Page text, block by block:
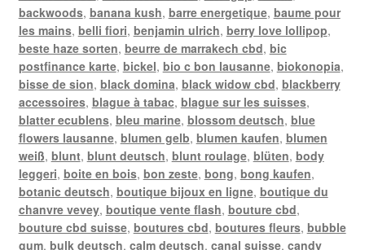
backwoods, banana kush, barre energetique, baume pour
les mains, belli fiori, benjamin ulrich, berry love lollipop,
beste haze sorten, beurre de marrakech cbd, bic
postfinance karte, bickel, bio c bon lausanne, biokonopia,
bisse de sion, black domina, black widow cbd, blackberry
accessoires, blague à tabac, blague sur les suisses,
blatter ecublens, bleu marine, blossom deutsch, blue
flowers lausanne, blumen gelb, blumen kaufen, blumen
weiß, blunt, blunt deutsch, blunt roulage, blüten, body
leggeri, boite en bois, bon zeste, bong, bong kaufen,
botanic deutsch, boutique bijoux en ligne, boutique du
chanvre vevey, boutique vente flash, bouture cbd,
bouture cbd suisse, boutures cbd, boutures fleurs, bubble
gum, bulk deutsch, calm deutsch, canal suisse, candy